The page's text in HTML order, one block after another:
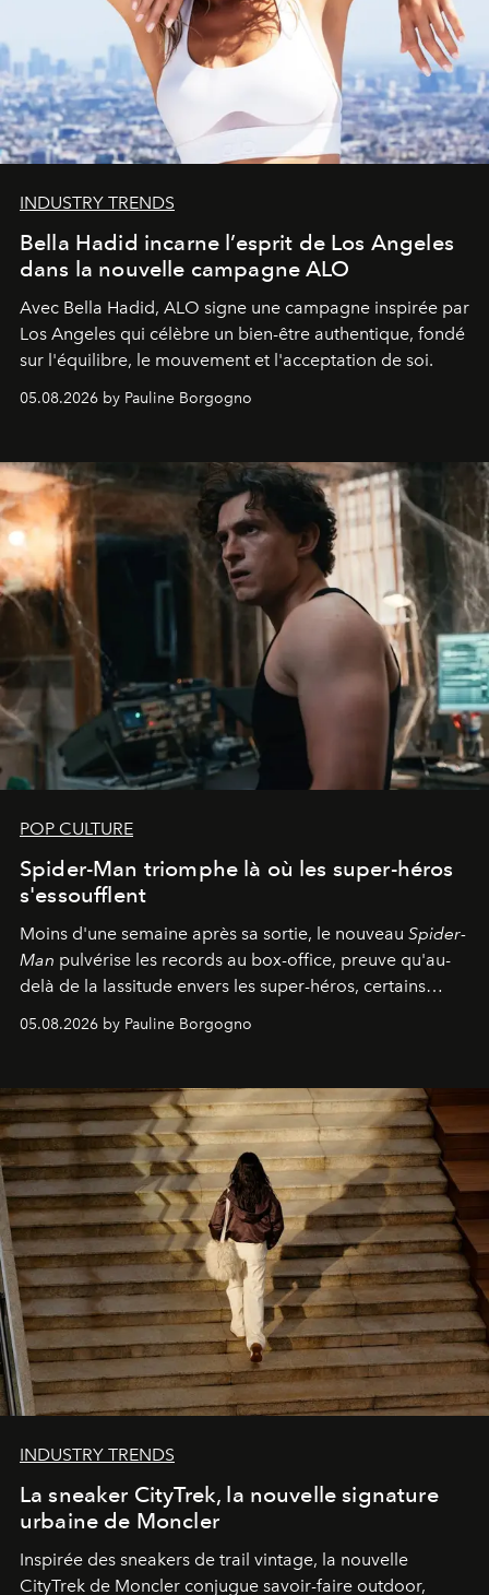
INDUSTRY TRENDS
Bella Hadid incarne l’esprit de Los Angeles
dans la nouvelle campagne ALO
Avec Bella Hadid, ALO signe une campagne inspirée par
Los Angeles qui célèbre un bien-être authentique, fondé
sur l'équilibre, le mouvement et l'acceptation de soi.
05.08.2026 by Pauline Borgogno
POP CULTURE
Spider-Man triomphe là où les super-héros
s'essoufflent
Moins d'une semaine après sa sortie, le nouveau Spider-
Man pulvérise les records au box-office, preuve qu'au-
delà de la lassitude envers les super-héros, certains
05.08.2026 by Pauline Borgogno
INDUSTRY TRENDS
La sneaker CityTrek, la nouvelle signature
urbaine de Moncler
Inspirée des sneakers de trail vintage, la nouvelle
CityTrek de Moncler conjugue savoir-faire outdoor,